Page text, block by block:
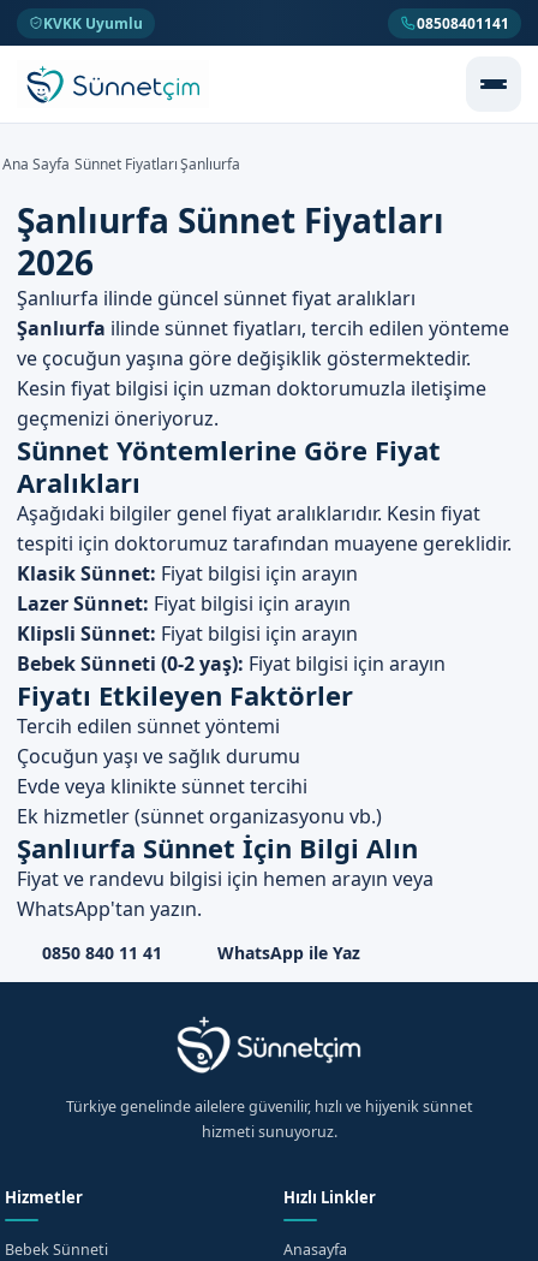
KVKK Uyumlu 08508401141
Ana Sayfa Sünnet FiyatlarıŞanlıurfa
Şanlıurfa Sünnet Fiyatları
2026
Şanlıurfa ilinde güncel sünnet fiyat aralıkları
Şanlıurfa ilinde sünnet fiyatları, tercih edilen yönteme
ve çocuğun yaşına göre değişiklik göstermektedir.
Kesin fiyat bilgisi için uzman doktorumuzla iletişime
geçmenizi öneriyoruz.
Sünnet Yöntemlerine Göre Fiyat
Aralıkları
Aşağıdaki bilgiler genel fiyat aralıklarıdır. Kesin fiyat
tespiti için doktorumuz tarafından muayene gereklidir.
Klasik Sünnet: Fiyat bilgisi için arayın
Lazer Sünnet: Fiyat bilgisi için arayın
Klipsli Sünnet: Fiyat bilgisi için arayın
Bebek Sünneti (0-2 yaş): Fiyat bilgisi için arayın
Fiyatı Etkileyen Faktörler
Tercih edilen sünnet yöntemi
Çocuğun yaşı ve sağlık durumu
Evde veya klinikte sünnet tercihi
Ek hizmetler (sünnet organizasyonu vb.)
Şanlıurfa Sünnet İçin Bilgi Alın
Fiyat ve randevu bilgisi için hemen arayın veya
WhatsApp'tan yazın.
0850 840 11 41 WhatsApp ile Yaz
Türkiye genelinde ailelere güvenilir, hızlı ve hijyenik sünnet
hizmeti sunuyoruz.
Hizmetler
Bebek Sünneti
Hızlı Linkler
Anasayfa